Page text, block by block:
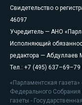
Свидетельство о
46097
Учредитель — АНО
Исполняющий
редактора — Абдуллаев
Тел.: +7 (495) 637–69–79
«Парламентская
Федерального
газеты -